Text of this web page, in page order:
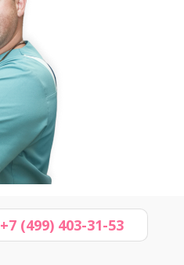
+7 (499) 403-31-53